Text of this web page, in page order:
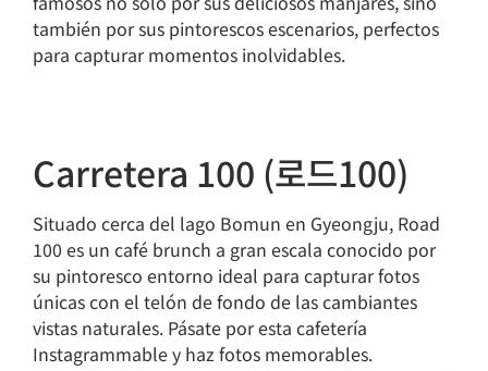
también por sus pintorescos escenarios, perfectos
para capturar momentos inolvidables.
Carretera 100 (로드100)
Situado cerca del lago Bomun en Gyeongju, Road
100 es un café brunch a gran escala conocido por
su pintoresco entorno ideal para capturar fotos
únicas con el telón de fondo de las cambiantes
vistas naturales. Pásate por esta cafetería
Instagrammable y haz fotos memorables.